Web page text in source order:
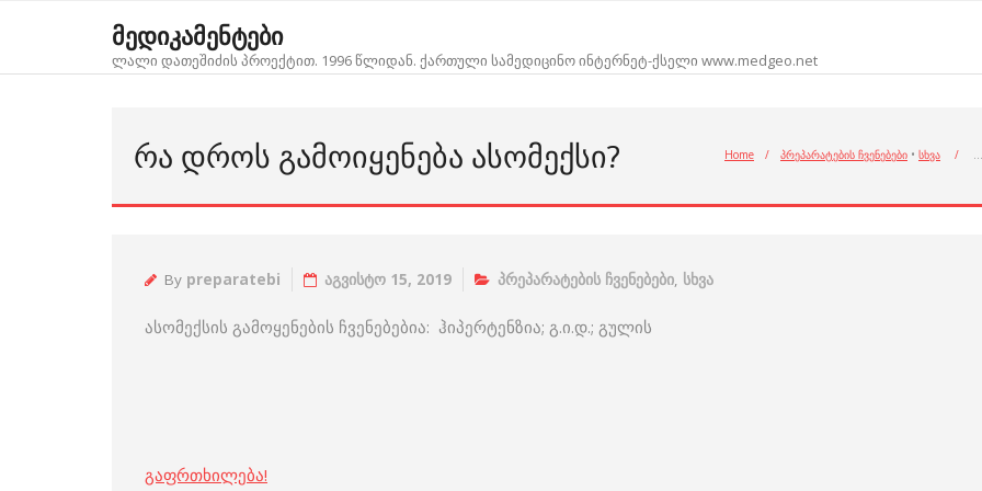
მედიკამენტები
ლალი დათეშიძის პროექტით. 1996 წლიდან. ქართული სამედიცინო ინტერნეტ-ქსელი www.medgeo.net
ᲠᲐ ᲓᲠᲝᲡ ᲒᲐᲛᲝᲘᲧᲔᲜᲔᲑᲐ ᲐᲡᲝᲛᲔᲥᲡᲘ? Home / პრეპარატების ჩვენებები • სხვა / …
By preparatebi აგვისტო 15, 2019 პრეპარატების ჩვენებები, სხვა
ასომექსის გამოყენების ჩვენებებია: ჰიპერტენზია; გ.ი.დ.; გულის
გაფრთხილება!